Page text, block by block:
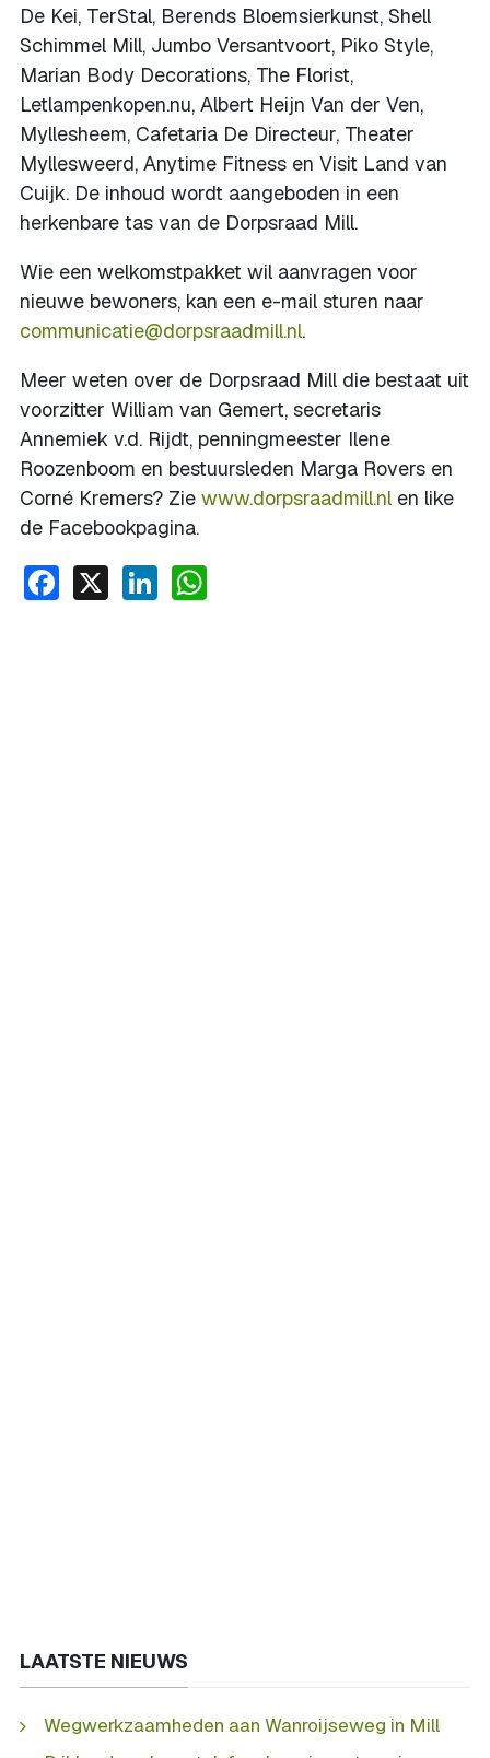
De Kei, TerStal, Berends Bloemsierkunst, Shell
Schimmel Mill, Jumbo Versantvoort, Piko Style,
Marian Body Decorations, The Florist,
Letlampenkopen.nu, Albert Heijn Van der Ven,
Myllesheem, Cafetaria De Directeur, Theater
Myllesweerd, Anytime Fitness en Visit Land van
Cuijk. De inhoud wordt aangeboden in een
herkenbare tas van de Dorpsraad Mill.
Wie een welkomstpakket wil aanvragen voor
nieuwe bewoners, kan een e-mail sturen naar
communicatie@dorpsraadmill.nl.
Meer weten over de Dorpsraad Mill die bestaat uit
voorzitter William van Gemert, secretaris
Annemiek v.d. Rijdt, penningmeester Ilene
Roozenboom en bestuursleden Marga Rovers en
Corné Kremers? Zie www.dorpsraadmill.nl en like
de Facebookpagina.
Facebook
X LinkedIn
LAATSTE NIEUWS
Wegwerkzaamheden aan Wanroijseweg in Mill